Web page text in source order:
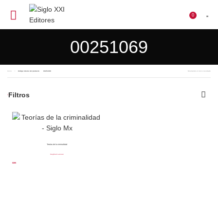
0 $0
00251069
Código interno del producto 00251069 Mostrando el único resultado
Filtros
Teorías de la criminalidad
Siegfried Lamnek
$285